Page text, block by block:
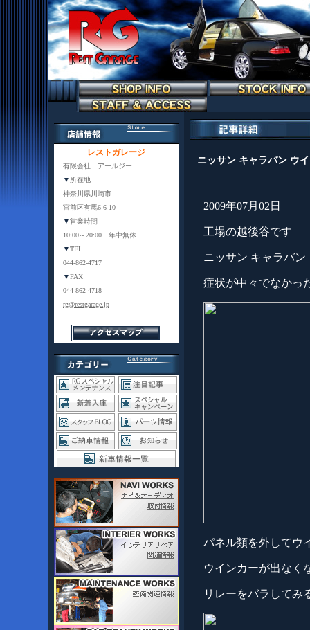
レストガレージ
有限会社 アールジー
▼ 所在地
神奈川県川崎市
宮前区有馬6-6-10
▼営業時間
10:00～20:00 年中無休
▼TEL
044-862-4717
▼FAX
044-862-4718
rg@restgarage.jp
ニッサン キャラバン ウ
2009年07月02日
工場の越後谷です
ニッサン キャラバ
症状が中々でなかっ
パネル類を外してウ
ウインカーが出なく
リレーをバラしてみ